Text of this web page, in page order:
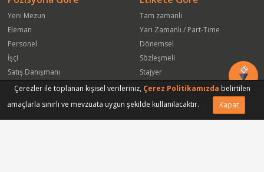
Yeni Mezun
Eleman
Personel
İşçi
Satış Danışmanı
Öğrenci
Satış Elemanı
Tam zamanlı
Yarı Zamanlı / Part-Time
Dönemsel
Sözleşmeli
Stajyer
Freelance
Yeni Mezun
Çerezler ile toplanan kişisel verileriniz, Çerez Politikamızda belirtilen
amaçlarla sınırlı ve mevzuata uygun şekilde kullanılacaktır.
Kapat